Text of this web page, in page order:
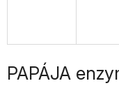
PAPÁJA